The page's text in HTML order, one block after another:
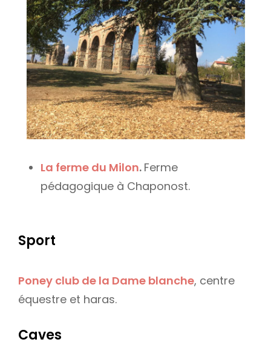
La ferme du Milon. Ferme
pédagogique à Chaponost.
Sport
Poney club de la Dame blanche, centre
équestre et haras.
Caves